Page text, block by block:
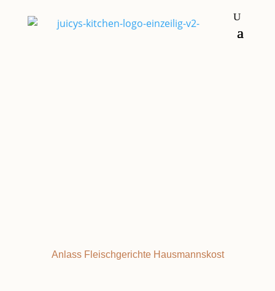
Anlass Fleischgerichte Hausmannskost